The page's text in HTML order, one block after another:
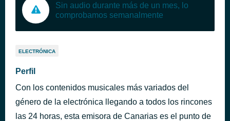
Sin audio durante más de un mes, lo
comprobamos semanalmente
ELECTRÓNICA
Perfil
Con los contenidos musicales más variados del
género de la electrónica llegando a todos los rincones
las 24 horas, esta emisora de Canarias es el punto de